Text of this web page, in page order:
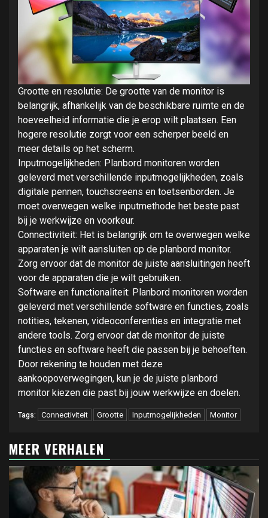
Grootte en resolutie: De grootte van de monitor is
belangrijk, afhankelijk van de beschikbare ruimte en de
hoeveelheid informatie die je erop wilt plaatsen. Een
hogere resolutie zorgt voor een scherper beeld en
meer details op het scherm.
Inputmogelijkheden: Planbord monitoren worden
geleverd met verschillende inputmogelijkheden, zoals
digitale pennen, touchscreens en toetsenborden. Je
moet overwegen welke inputmethode het beste past
bij je werkwijze en voorkeur.
Connectiviteit: Het is belangrijk om te overwegen welke
apparaten je wilt aansluiten op de planbord monitor.
Zorg ervoor dat de monitor de juiste aansluitingen heeft
voor de apparaten die je wilt gebruiken.
Software en functionaliteit: Planbord monitoren worden
geleverd met verschillende software en functies, zoals
notities, tekenen, videoconferenties en integratie met
andere tools. Zorg ervoor dat de monitor de juiste
functies en software heeft die passen bij je behoeften.
Door rekening te houden met deze
aankoopoverwegingen, kun je de juiste planbord
monitor kiezen die past bij jouw werkwijze en doelen.
Tags: Connectiviteit Grootte Inputmogelijkheden Monitor
MEER VERHALEN